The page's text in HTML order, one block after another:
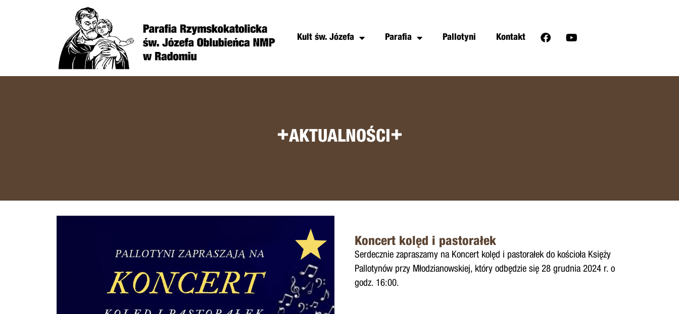
Kult św. Józefa Parafia Pallotyni Kontakt
+AKTUALNOŚCI+
Koncert kolęd i pastorałek
Serdecznie zapraszamy na Koncert kolęd i pastorałek do kościoła Księży
Pallotynów przy Młodzianowskiej, który odbędzie się 28 grudnia 2024 r. o
godz. 16:00.